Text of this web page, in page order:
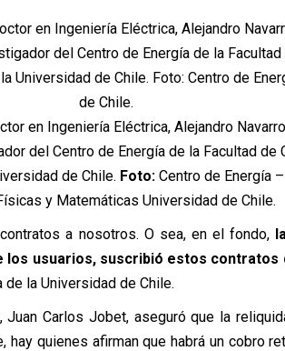
en Ingeniería Eléctrica, Alejandro
del Centro de Energía de la Facultad de
de Chile. Foto: Centro de Energía
y Matemáticas Universidad de Chile.
a nosotros. O sea, en el fondo,
los usuarios, suscribió estos contratos
la Universidad de Chile.
Carlos Jobet, aseguró que la
hay quienes afirman que habrá un cobro